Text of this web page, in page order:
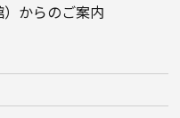
からのご案内